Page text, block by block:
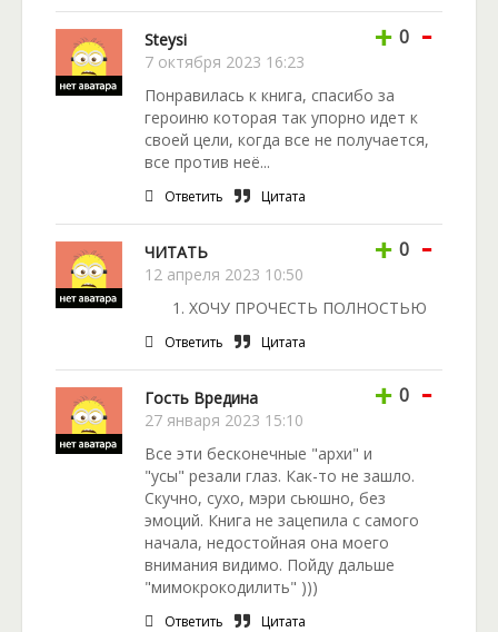
Steysi
7 октября 2023 16:23
+ 0 -
Понравилась к книга, спасибо за
героиню которая так упорно идет к
своей цели, когда все не получается,
все против неё...
Ответить Цитата
ЧИТАТЬ
12 апреля 2023 10:50
+ 0 -
ХОЧУ ПРОЧЕСТЬ ПОЛНОСТЬЮ
Ответить Цитата
Гость Вредина
27 января 2023 15:10
+ 0 -
Все эти бесконечные "архи" и
"усы" резали глаз. Как-то не зашло.
Скучно, сухо, мэри сьюшно, без
эмоций. Книга не зацепила с самого
начала, недостойная она моего
внимания видимо. Пойду дальше
"мимокрокодилить" )))
Ответить Цитата